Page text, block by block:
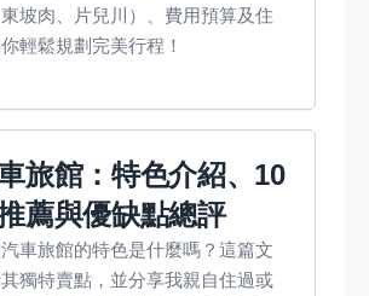
坡肉、片兒川）、費用預算及住
輕鬆規劃完美行程！
旅館：特色介紹、10
薦與優缺點總評
車旅館的特色是什麼嗎？這篇文
獨特賣點，並分享我親自住過或